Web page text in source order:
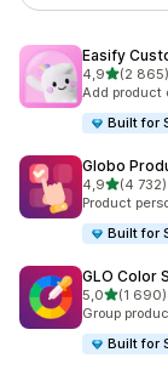
Easify
4,9/ 5 tähteä
(2 865)
2865
Add product
Built for
Globo
4,9/ 5 tähteä
(4 732)
4732
Product
Built for
GLO Color
5,0/ 5 tähteä
(1 690)
1690
Group
Built for